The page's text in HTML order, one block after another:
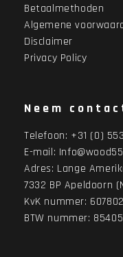
Betaalmethoden
Algemene
Disclaimer
Privacy Policy
Neem
Telefoon: +31 (0)
E-mail:
Adres: Lange
7332 BP Apeldoorn
KvK nummer:
BTW nummer: